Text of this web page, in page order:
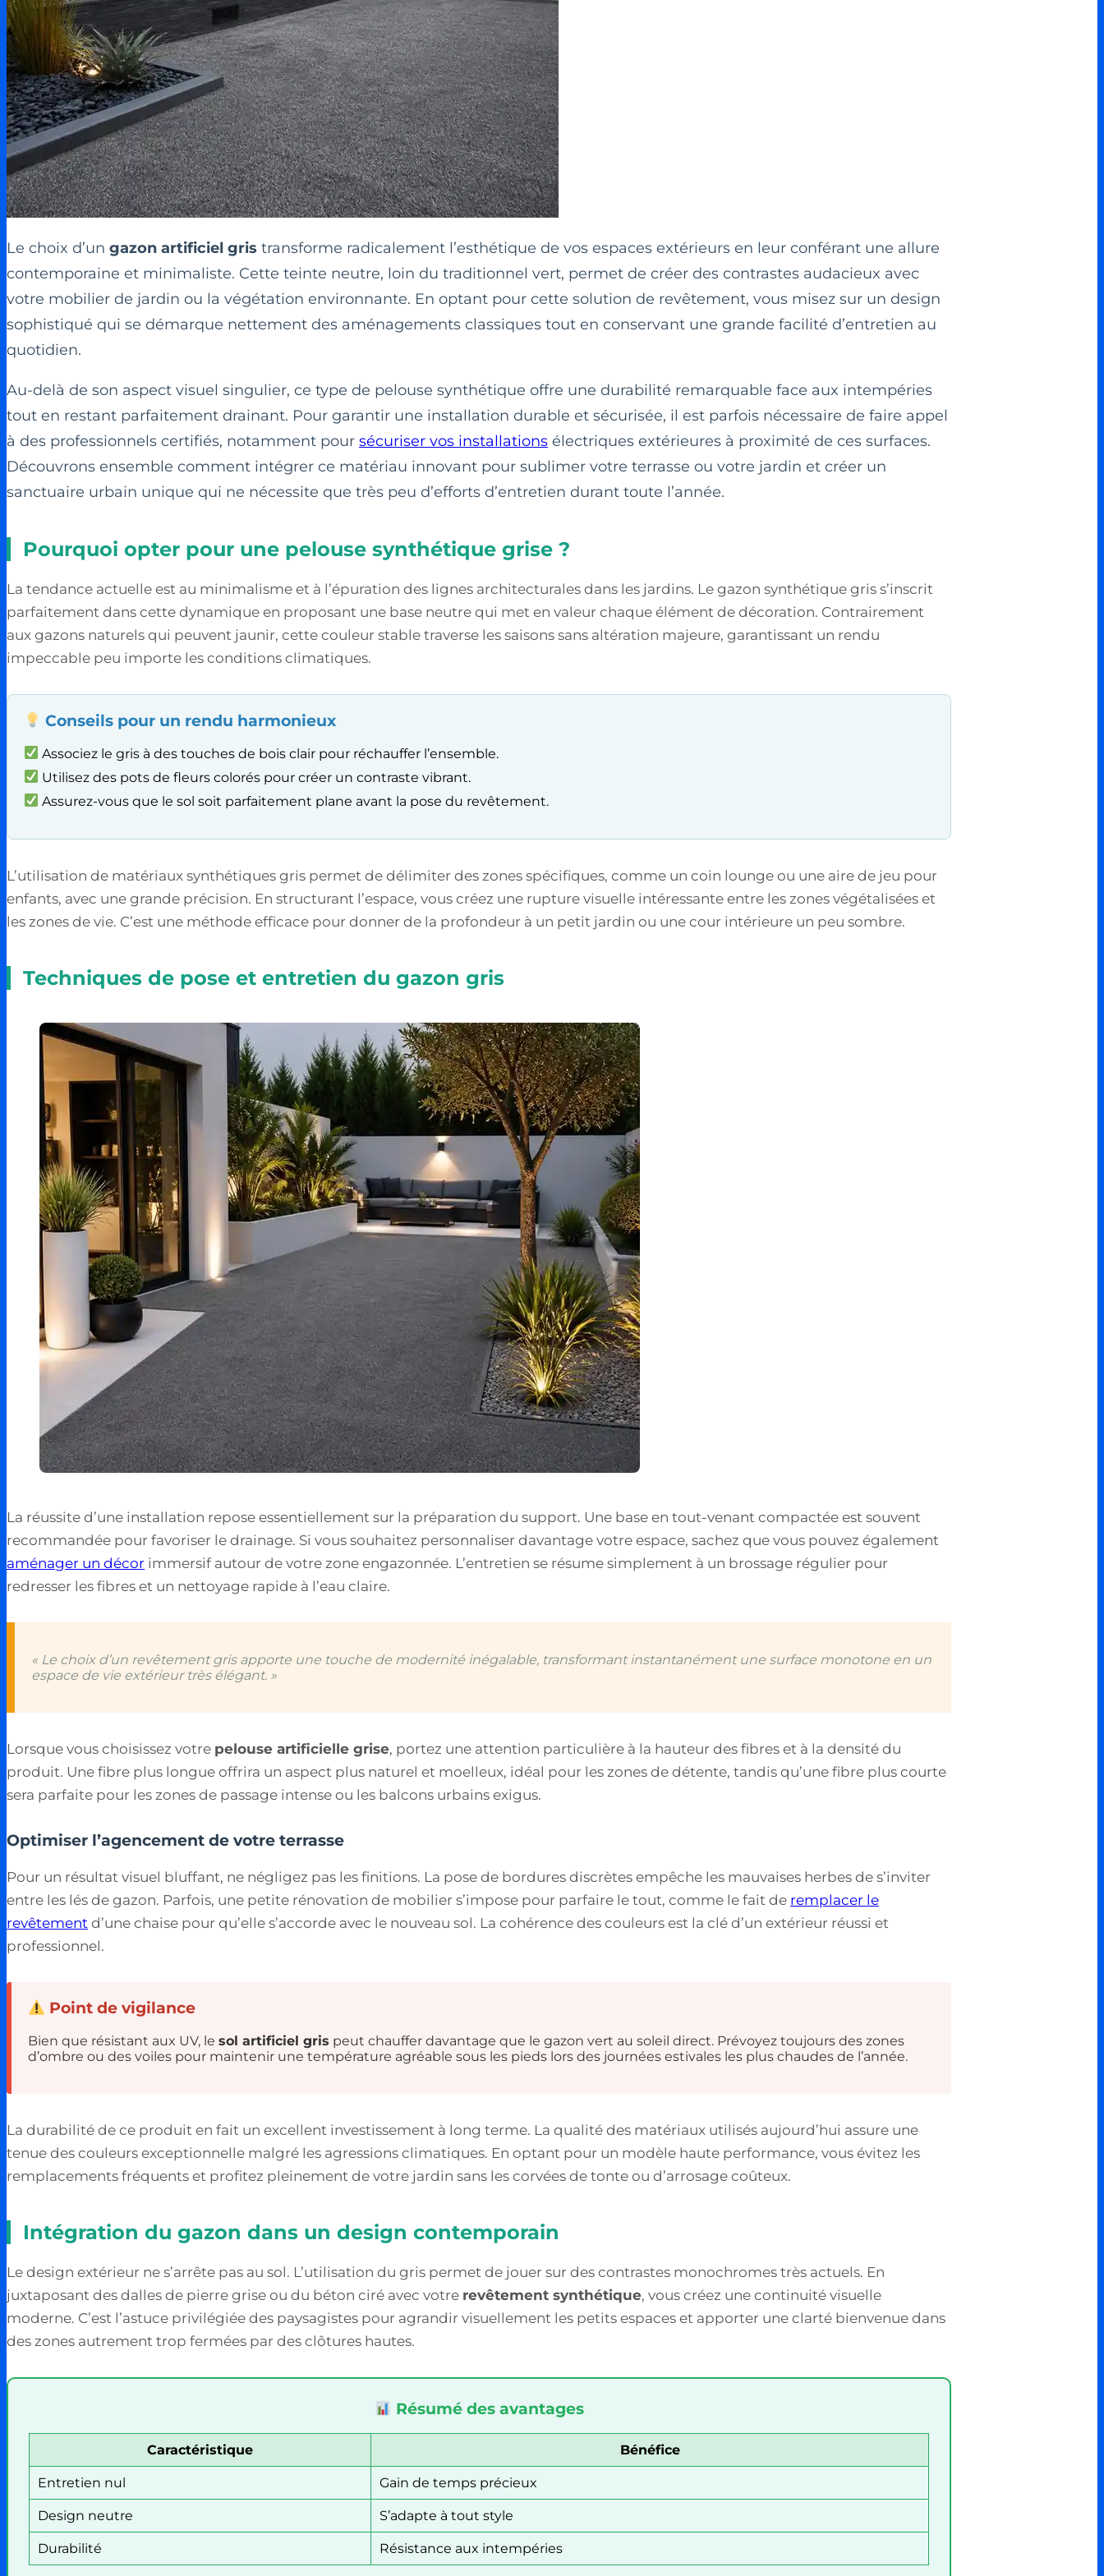
Le choix d’un gazon artificiel gris transforme radicalement l’esthétique de vos espaces extérieurs en leur conférant une allure
contemporaine et minimaliste. Cette teinte neutre, loin du traditionnel vert, permet de créer des contrastes audacieux avec
votre mobilier de jardin ou la végétation environnante. En optant pour cette solution de revêtement, vous misez sur un design
sophistiqué qui se démarque nettement des aménagements classiques tout en conservant une grande facilité d’entretien au
quotidien.
Au-delà de son aspect visuel singulier, ce type de pelouse synthétique offre une durabilité remarquable face aux intempéries
tout en restant parfaitement drainant. Pour garantir une installation durable et sécurisée, il est parfois nécessaire de faire appel
à des professionnels certifiés, notamment pour sécuriser vos installations électriques extérieures à proximité de ces surfaces.
Découvrons ensemble comment intégrer ce matériau innovant pour sublimer votre terrasse ou votre jardin et créer un
sanctuaire urbain unique qui ne nécessite que très peu d’efforts d’entretien durant toute l’année.
Pourquoi opter pour une pelouse synthétique grise ?
La tendance actuelle est au minimalisme et à l’épuration des lignes architecturales dans les jardins. Le gazon synthétique gris s’inscrit
parfaitement dans cette dynamique en proposant une base neutre qui met en valeur chaque élément de décoration. Contrairement
aux gazons naturels qui peuvent jaunir, cette couleur stable traverse les saisons sans altération majeure, garantissant un rendu
impeccable peu importe les conditions climatiques.
Conseils pour un rendu harmonieux
Associez le gris à des touches de bois clair pour réchauffer l’ensemble.
Utilisez des pots de fleurs colorés pour créer un contraste vibrant.
Assurez-vous que le sol soit parfaitement plane avant la pose du revêtement.
L’utilisation de matériaux synthétiques gris permet de délimiter des zones spécifiques, comme un coin lounge ou une aire de jeu pour
enfants, avec une grande précision. En structurant l’espace, vous créez une rupture visuelle intéressante entre les zones végétalisées et
les zones de vie. C’est une méthode efficace pour donner de la profondeur à un petit jardin ou une cour intérieure un peu sombre.
Techniques de pose et entretien du gazon gris
La réussite d’une installation repose essentiellement sur la préparation du support. Une base en tout-venant compactée est souvent
recommandée pour favoriser le drainage. Si vous souhaitez personnaliser davantage votre espace, sachez que vous pouvez également
aménager un décor immersif autour de votre zone engazonnée. L’entretien se résume simplement à un brossage régulier pour
redresser les fibres et un nettoyage rapide à l’eau claire.
« Le choix d’un revêtement gris apporte une touche de modernité inégalable, transformant instantanément une surface monotone en un
espace de vie extérieur très élégant. »
Lorsque vous choisissez votre pelouse artificielle grise, portez une attention particulière à la hauteur des fibres et à la densité du
produit. Une fibre plus longue offrira un aspect plus naturel et moelleux, idéal pour les zones de détente, tandis qu’une fibre plus courte
sera parfaite pour les zones de passage intense ou les balcons urbains exigus.
Optimiser l’agencement de votre terrasse
Pour un résultat visuel bluffant, ne négligez pas les finitions. La pose de bordures discrètes empêche les mauvaises herbes de s’inviter
entre les lés de gazon. Parfois, une petite rénovation de mobilier s’impose pour parfaire le tout, comme le fait de remplacer le
revêtement d’une chaise pour qu’elle s’accorde avec le nouveau sol. La cohérence des couleurs est la clé d’un extérieur réussi et
professionnel.
Point de vigilance
Bien que résistant aux UV, le sol artificiel gris peut chauffer davantage que le gazon vert au soleil direct. Prévoyez toujours des zones
d’ombre ou des voiles pour maintenir une température agréable sous les pieds lors des journées estivales les plus chaudes de l’année.
La durabilité de ce produit en fait un excellent investissement à long terme. La qualité des matériaux utilisés aujourd’hui assure une
tenue des couleurs exceptionnelle malgré les agressions climatiques. En optant pour un modèle haute performance, vous évitez les
remplacements fréquents et profitez pleinement de votre jardin sans les corvées de tonte ou d’arrosage coûteux.
Intégration du gazon dans un design contemporain
Le design extérieur ne s’arrête pas au sol. L’utilisation du gris permet de jouer sur des contrastes monochromes très actuels. En
juxtaposant des dalles de pierre grise ou du béton ciré avec votre revêtement synthétique, vous créez une continuité visuelle
moderne. C’est l’astuce privilégiée des paysagistes pour agrandir visuellement les petits espaces et apporter une clarté bienvenue dans
des zones autrement trop fermées par des clôtures hautes.
Résumé des avantages
Caractéristique Bénéfice
Entretien nul Gain de temps précieux
Design neutre S’adapte à tout style
Durabilité Résistance aux intempéries